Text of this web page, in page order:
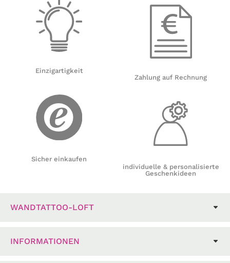
Einzigartigkeit
Sicher einkaufen
Zahlung auf Rechnung
individuelle & personalisierte
Geschenkideen
WANDTATTOO-LOFT
INFORMATIONEN